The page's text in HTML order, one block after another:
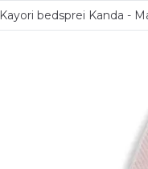
Kayori bedsprei Kanda -